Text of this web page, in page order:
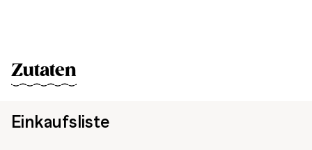
Zutaten